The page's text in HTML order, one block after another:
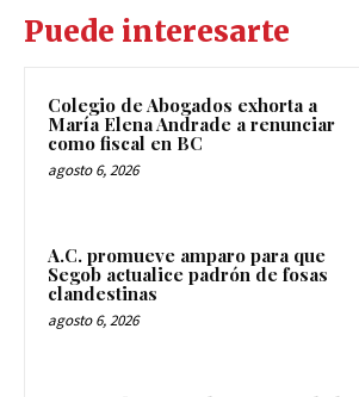
Puede interesarte
Colegio de Abogados exhorta a
María Elena Andrade a renunciar
como fiscal en BC
agosto 6, 2026
A.C. promueve amparo para que
Segob actualice padrón de fosas
clandestinas
agosto 6, 2026